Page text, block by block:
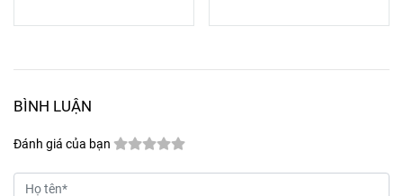
tính, lây lan rất nhanh dễ
thời tiết oi bức mùa hè,
thành nỗi lo lắng của nhiều
nay, ngày 1/6 Bệnh viện đa
đến thăm và tặng quà bệnh
Bệnh viện tuy không rộn
BÌNH LUẬN
Đánh giá của bạn